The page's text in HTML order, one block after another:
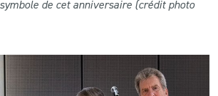
de cet anniversaire (crédit photo